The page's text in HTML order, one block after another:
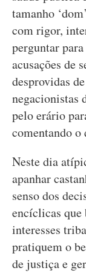
tamanho
com rigor,
perguntar
acusações de
desprovidas
negacionistas
pelo erário
comentando o
Neste dia
apanhar
senso dos
encíclicas que
interesses
pratiquem o
de justiça e